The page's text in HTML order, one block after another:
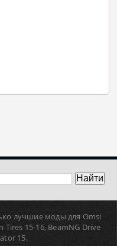
лучшие моды для Omsi
Tires 15-16, BeamNG Drive
15.